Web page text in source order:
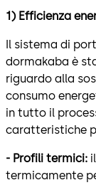
1) Efficienza
Il sistema di
dormakaba è
riguardo alla
consumo
in tutto il
caratteristiche
- Profili termici:
termicamente